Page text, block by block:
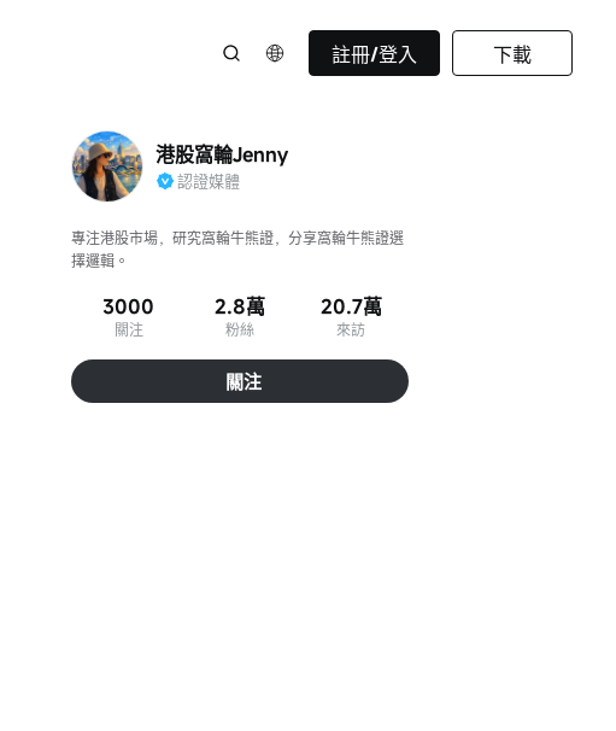
註冊/登入 下載
港股窩輪Jenny
認證媒體
專注港股市場，研究窩輪牛熊證，分享窩輪牛熊證選
擇邏輯。
3000
關注
2.8萬
粉絲
20.7萬
來訪
關注